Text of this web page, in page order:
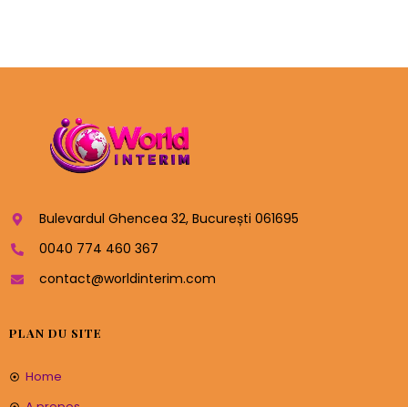
Bulevardul Ghencea 32, București 061695
0040 774 460 367
contact@worldinterim.com
PLAN DU SITE
Home